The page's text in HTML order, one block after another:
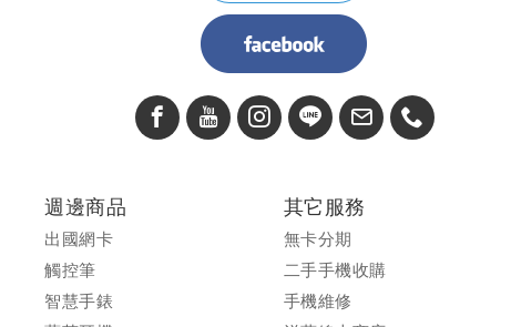
週邊商品
出國網卡
觸控筆
智慧手錶
其它服務
無卡分期
二手手機收購
手機維修